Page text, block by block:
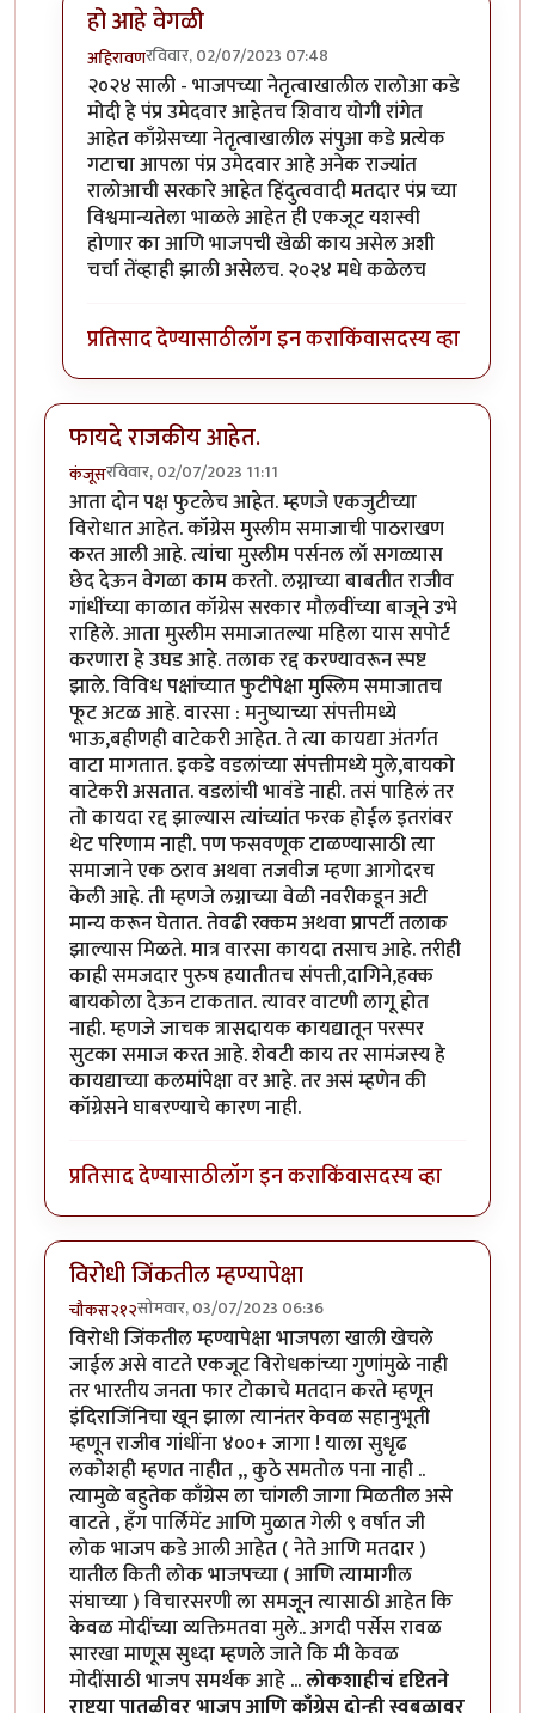
हो आहे वेगळी
अहिरावणरविवार, 02/07/2023 07:48
In reply toरालोआ की संपुआ?byवामन देशमुख
२०२४ साली - भाजपच्या नेतृत्वाखालील रालोआ कडे
मोदी हे पंप्र उमेदवार आहेतच शिवाय योगी रांगेत
आहेत काँग्रेसच्या नेतृत्वाखालील संपुआ कडे प्रत्येक
गटाचा आपला पंप्र उमेदवार आहे अनेक राज्यांत
रालोआची सरकारे आहेत हिंदुत्ववादी मतदार पंप्र च्या
विश्वमान्यतेला भाळले आहेत ही एकजूट यशस्वी
होणार का आणि भाजपची खेळी काय असेल अशी
चर्चा तेंव्हाही झाली असेलच. २०२४ मधे कळेलच
प्रतिसाद देण्यासाठीलॉग इन कराकिंवासदस्य व्हा
फायदे राजकीय आहेत.
कंजूसरविवार, 02/07/2023 11:11
आता दोन पक्ष फुटलेच आहेत. म्हणजे एकजुटीच्या
विरोधात आहेत. कॉंग्रेस मुस्लीम समाजाची पाठराखण
करत आली आहे. त्यांचा मुस्लीम पर्सनल लॉ सगळ्यास
छेद देऊन वेगळा काम करतो. लग्नाच्या बाबतीत राजीव
गांधींच्या काळात कॉंग्रेस सरकार मौलवींच्या बाजूने उभे
राहिले. आता मुस्लीम समाजातल्या महिला यास सपोर्ट
करणारा हे उघड आहे. तलाक रद्द करण्यावरून स्पष्ट
झाले. विविध पक्षांच्यात फुटीपेक्षा मुस्लिम समाजातच
फूट अटळ आहे. वारसा : मनुष्याच्या संपत्तीमध्ये
भाऊ,बहीणही वाटेकरी आहेत. ते त्या कायद्या अंतर्गत
वाटा मागतात. इकडे वडलांच्या संपत्तीमध्ये मुले,बायको
वाटेकरी असतात. वडलांची भावंडे नाही. तसं पाहिलं तर
तो कायदा रद्द झाल्यास त्यांच्यांत फरक होईल इतरांवर
थेट परिणाम नाही. पण फसवणूक टाळण्यासाठी त्या
समाजाने एक ठराव अथवा तजवीज म्हणा आगोदरच
केली आहे. ती म्हणजे लग्नाच्या वेळी नवरीकडून अटी
मान्य करून घेतात. तेवढी रक्कम अथवा प्रापर्टी तलाक
झाल्यास मिळते. मात्र वारसा कायदा तसाच आहे. तरीही
काही समजदार पुरुष हयातीतच संपत्ती,दागिने,हक्क
बायकोला देऊन टाकतात. त्यावर वाटणी लागू होत
नाही. म्हणजे जाचक त्रासदायक कायद्यातून परस्पर
सुटका समाज करत आहे. शेवटी काय तर सामंजस्य हे
कायद्याच्या कलमांपेक्षा वर आहे. तर असं म्हणेन की
कॉंग्रेसने घाबरण्याचे कारण नाही.
प्रतिसाद देण्यासाठीलॉग इन कराकिंवासदस्य व्हा
विरोधी जिंकतील म्हण्यापेक्षा
चौकस२१२सोमवार, 03/07/2023 06:36
विरोधी जिंकतील म्हण्यापेक्षा भाजपला खाली खेचले
जाईल असे वाटते एकजूट विरोधकांच्या गुणांमुळे नाही
तर भारतीय जनता फार टोकाचे मतदान करते म्हणून
इंदिराजिंनिचा खून झाला त्यानंतर केवळ सहानुभूती
म्हणून राजीव गांधींना ४००+ जागा ! याला सुधृढ
लकोशही म्हणत नाहीत ,, कुठे समतोल पना नाही ..
त्यामुळे बहुतेक काँग्रेस ला चांगली जागा मिळतील असे
वाटते , हँग पार्लिमेंट आणि मुळात गेली ९ वर्षात जी
लोक भाजप कडे आली आहेत ( नेते आणि मतदार )
यातील किती लोक भाजपच्या ( आणि त्यामागील
संघाच्या ) विचारसरणी ला समजून त्यासाठी आहेत कि
केवळ मोदींच्या व्यक्तिमतवा मुले.. अगदी पर्सेस रावळ
सारखा माणूस सुध्दा म्हणले जाते कि मी केवळ
मोदींसाठी भाजप समर्थक आहे ...लोकशाहीचं दृष्टितने